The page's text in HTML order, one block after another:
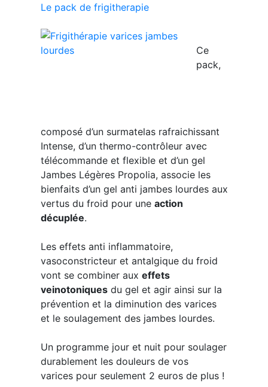
Le pack de frigitherapie
Ce
pack,
composé d’un surmatelas rafraichissant
Intense, d’un thermo-contrôleur avec
télécommande et flexible et d’un gel
Jambes Légères Propolia, associe les
bienfaits d’un gel anti jambes lourdes aux
vertus du froid pour une action
décuplée.
Les effets anti inflammatoire,
vasoconstricteur et antalgique du froid
vont se combiner aux effets
veinotoniquesdu gel et agir ainsi sur la
prévention et la diminution des varices
et le soulagement des jambes lourdes.
Un programme jour et nuit pour soulager
durablement les douleurs de vos
varices pour seulement 2 euros de plus !